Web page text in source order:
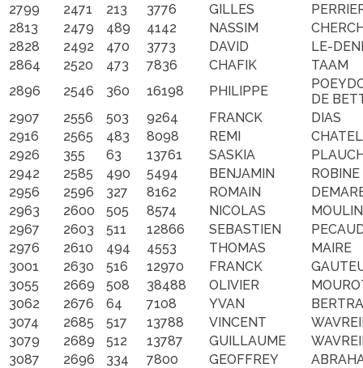
2799
2471 213 3776 GILLES
2813
2479 489 4142 NASSIM
2828
2492 470 3773 DAVID
LE-
2864
2520 473 7836 CHAFIK
TAAM
2896
2546 360 16198 PHILIPPE
DE
2907
2556 503 9264 FRANCK
DIAS
2916
2565 483 8098 REMI
2926
355 63 13761 SASKIA
2942
2585 490 5494 BENJAMIN
ROBINE
2956
2596 327 8162 ROMAIN
2963
2600 505 8574 NICOLAS
MOULIN
2967
2603 511 12866 SEBASTIEN
2976
2610 494 4553 THOMAS
MAIRE
3001
2630 516 12970 FRANCK
3055
2669 508 38488 OLIVIER
3062
2676 64 7108 YVAN
3074
2685 517 13788 VINCENT
3079
2689 512 13787 GUILLAUME
3087
2696 334 7800 GEOFFREY